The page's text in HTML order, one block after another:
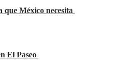
México necesita
El Paseo